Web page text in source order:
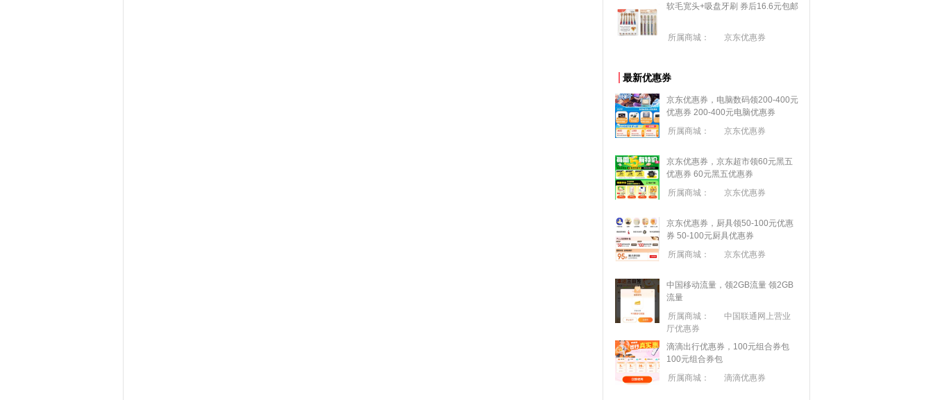
软毛宽头+吸盘牙刷 券后16.6元包邮
所属商城： 京东优惠券
最新优惠券
京东优惠券，电脑数码领200-400元
优惠券 200-400元电脑优惠券
所属商城：
京东优惠券
京东优惠券，京东超市领60元黑五
优惠券 60元黑五优惠券
所属商城：
京东优惠券
京东优惠券，厨具领50-100元优惠
券 50-100元厨具优惠券
所属商城：
京东优惠券
中国移动流量，领2GB流量 领2GB
流量
所属商城：
中国联通网上营业
厅优惠券
滴滴出行优惠券，100元组合券包
100元组合券包
所属商城：
滴滴优惠券